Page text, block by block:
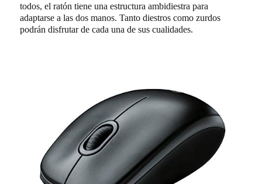
todos, el ratón tiene una estructura ambidiestra para
adaptarse a las dos manos. Tanto diestros como zurdos
podrán disfrutar de cada una de sus cualidades.